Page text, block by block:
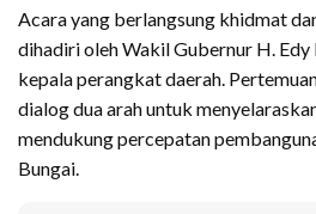
​Acara yang berlangsung khidmat
dihadiri oleh Wakil Gubernur H.
kepala perangkat daerah.
dialog dua arah untuk
mendukung percepatan
Bungai.